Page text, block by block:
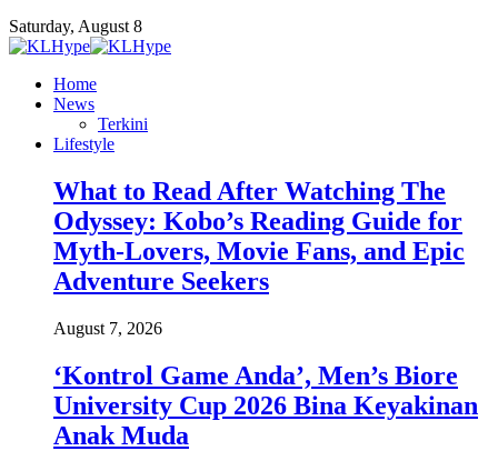
Saturday, August 8
Home
News
Terkini
Lifestyle
What to Read After Watching The
Odyssey: Kobo’s Reading Guide for
Myth-Lovers, Movie Fans, and Epic
Adventure Seekers
August 7, 2026
‘Kontrol Game Anda’, Men’s Biore
University Cup 2026 Bina Keyakinan
Anak Muda